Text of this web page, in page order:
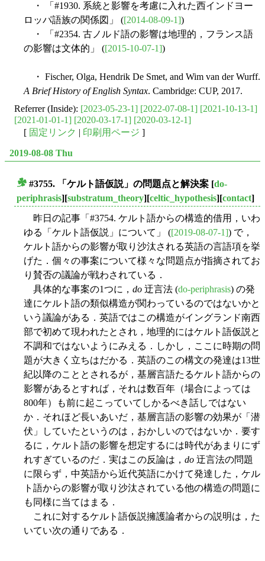
・ 「#1930. 系統と影響を考慮に入れた西インドヨー
ロッパ語族の関係図」 ([2014-08-09-1])
・ 「#2354. 古ノルド語の影響は地理的，フランス語
の影響は文体的」 ([2015-10-07-1])
・ Fischer, Olga, Hendrik De Smet, and Wim van der Wurff.
A Brief History of English Syntax. Cambridge: CUP, 2017.
Referrer (Inside): [2023-05-23-1] [2022-07-08-1] [2021-10-13-1]
[2021-01-01-1] [2020-03-17-1] [2020-03-12-1]
[ 固定リンク 印刷用ページ ]
2019-08-08 Thu
#3755. 「ケルト語仮説」の問題点と解決案 [do-
periphrasis][substratum_theory][celtic_hypothesis][contact]
昨日の記事「#3754. ケルト語からの構造的借用，いわ
ゆる「ケルト語仮説」について」 ([2019-08-07-1]) で，
ケルト語からの影響が取り沙汰される英語の言語項を挙
げた．個々の事案について様々な問題点が指摘されてお
り賛否の議論が戦わされている．
具体的な事案の1つに， do 迂言法 (do-periphrasis) の発
達にケルト語の類似構造が関わっているのではないかと
いう議論がある．英語ではこの構造がイングランド南西
部で初めて現われたとされ，地理的にはケルト語仮説と
不調和ではないようにみえる．しかし，ここに時期の問
題が大きく立ちはだかる．英語のこの構文の発達は13世
紀以降のこととされるが，基層言語たるケルト語からの
影響があるとすれば，それは数百年（場合によっては
800年）も前に起こっていてしかるべき話しではない
か．それほど長いあいだ，基層言語の影響の効果が「潜
伏」していたというのは，おかしいのではないか．要す
るに，ケルト語の影響を想定するには時代があまりにず
れすぎているのだ．実はこの反論は， do 迂言法の問題
に限らず，中英語から近代英語にかけて発達した，ケル
ト語からの影響が取り沙汰されている他の構造の問題に
も同様に当てはまる．
これに対するケルト語仮説擁護論者からの説明は，た
いてい次の通りである．